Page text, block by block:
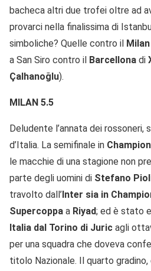
bacheca altri due trofei oltre ad
provarci nella finalissima di
simboliche? Quelle contro il Milan
a San Siro contro il Barcellona di
Çalhanoğlu).
MILAN 5.5
Deludente l’annata dei
d’Italia. La semifinale in
le macchie di una stagione non
parte degli uomini di Stefano
travolto dall’Inter sia in
Supercoppa a Riyad; ed è stato
Italia dal Torino di Juric agli
per una squadra che doveva
titolo Nazionale. Il quarto